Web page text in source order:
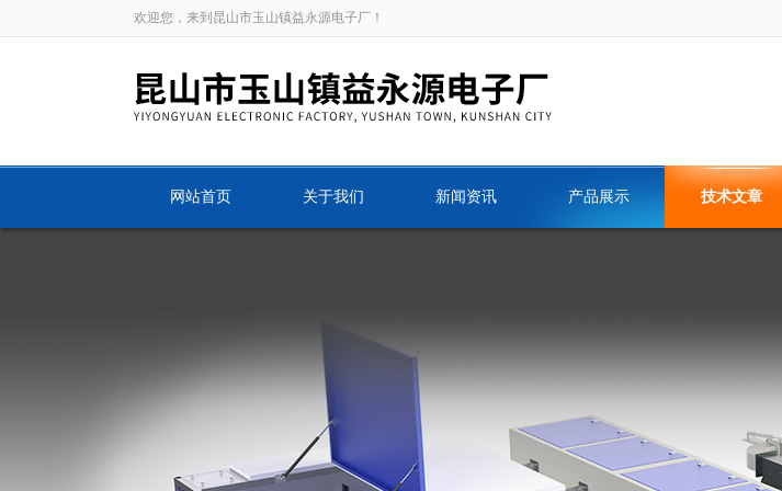
欢迎您，来到昆山市玉山镇益永源电子厂！
网站首页 关于我们 新闻资讯 产品展示 技术文章